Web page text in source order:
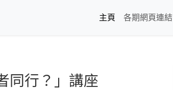
主頁
各期網頁連結
同行？」講座